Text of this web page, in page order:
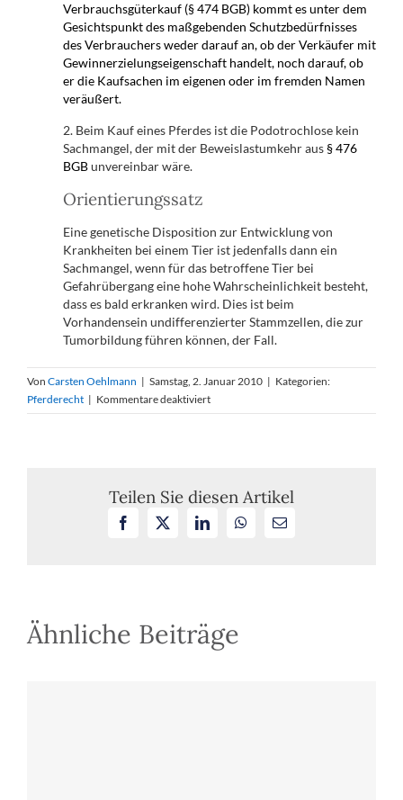
Verbrauchsgüterkauf (§ 474 BGB) kommt es unter dem
Gesichtspunkt des maßgebenden Schutzbedürfnisses
des Verbrauchers weder darauf an, ob der Verkäufer mit
Gewinnerzielungseigenschaft handelt, noch darauf, ob
er die Kaufsachen im eigenen oder im fremden Namen
veräußert.
2. Beim Kauf eines Pferdes ist die Podotrochlose kein
Sachmangel, der mit der Beweislastumkehr aus§ 476
BGBunvereinbar wäre.
Orientierungssatz
Eine genetische Disposition zur Entwicklung von
Krankheiten bei einem Tier ist jedenfalls dann ein
Sachmangel, wenn für das betroffene Tier bei
Gefahrübergang eine hohe Wahrscheinlichkeit besteht,
dass es bald erkranken wird. Dies ist beim
Vorhandensein undifferenzierter Stammzellen, die zur
Tumorbildung führen können, der Fall.
Von Carsten Oehlmann | Samstag, 2. Januar 2010 | Kategorien:
Pferderecht | Kommentare deaktiviertfür
Sachmängelhaftung
Unternehmer;
genetische
Podotrochlose
als
Teilen Sie diesen Artikel
Facebook LinkedInWhatsApp
E-
Ähnliche Beiträge